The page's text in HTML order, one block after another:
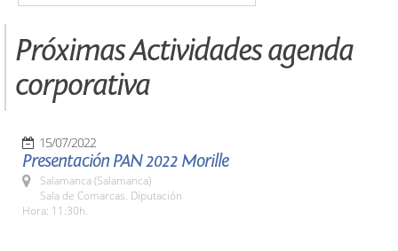
Próximas Actividades agenda
corporativa
15/07/2022
Presentación PAN 2022 Morille
Salamanca (Salamanca)
Sala de Comarcas. Diputación
Hora: 11:30h.